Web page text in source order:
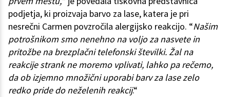
podjetja, ki proizvaja barvo za lase, katera je pri
nesrečni Carmen povzročila alergijsko reakcijo. “Našim
potrošnikom smo nenehno na voljo za nasvete in
pritožbe na brezplačni telefonski številki. Žal na
reakcije strank ne moremo vplivati, lahko pa rečemo,
da ob izjemno množični uporabi barv za lase zelo
redko pride do neželenih reakcij.“